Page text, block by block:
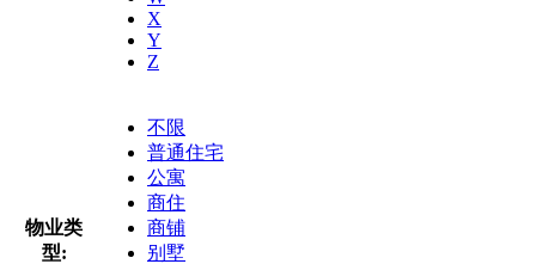
X
Y
Z
物业类
型:
不限
普通住宅
公寓
商住
商铺
别墅